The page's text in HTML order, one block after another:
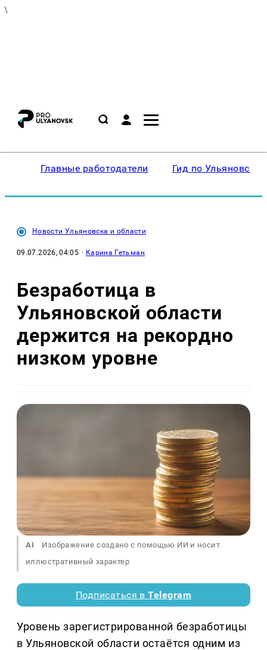
\
Главные работодатели Гид по Ульяновску
Новости Ульяновска и области
09.07.2026, 04:05 · Карина Гетьман
Безработица в
Ульяновской области
держится на рекордно
низком уровне
AI
Изображение создано с помощью ИИ и носит
иллюстративный характер
Подписаться вTelegram
Уровень зарегистрированной безработицы
в Ульяновской области остаётся одним из